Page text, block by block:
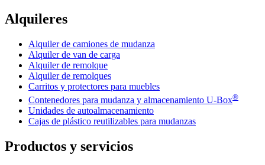
Alquileres
Alquiler de camiones de mudanza
Alquiler de van de carga
Alquiler de remolque
Alquiler de remolques
Carritos y protectores para muebles
Contenedores para mudanza y almacenamiento U-Box®
Unidades de autoalmacenamiento
Cajas de plástico reutilizables para mudanzas
Productos y servicios